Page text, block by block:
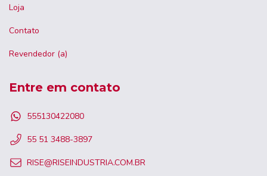
Loja
Contato
Revendedor (a)
Entre em contato
555130422080
55 51 3488-3897
RISE@RISEINDUSTRIA.COM.BR